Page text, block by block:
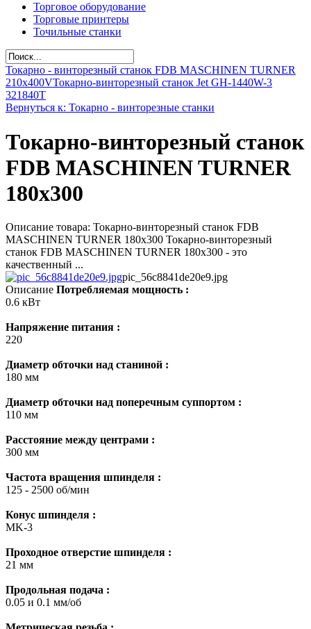
Торговое оборудование
Торговые принтеры
Точильные станки
Токарно - винторезный станок FDB MASCHINEN TURNER
210x400VТокарно-винторезный станок Jet GH-1440W-3
321840T
Вернуться к: Токарно - винторезные станки
Токарно-винторезный станок
FDB MASCHINEN TURNER
180х300
Описание товара: Токарно-винторезный станок FDB
MASCHINEN TURNER 180х300 Токарно-винторезный
станок FDB MASCHINEN TURNER 180х300 - это
качественный ...
pic_56c8841de20e9.jpg
Описание Потребляемая мощность :
0.6 кВт
Напряжение питания :
220
Диаметр обточки над станиной :
180 мм
Диаметр обточки над поперечным суппортом :
110 мм
Расстояние между центрами :
300 мм
Частота вращения шпинделя :
125 - 2500 об/мин
Конус шпинделя :
MK-3
Проходное отверстие шпинделя :
21 мм
Продольная подача :
0.05 и 0.1 мм/об